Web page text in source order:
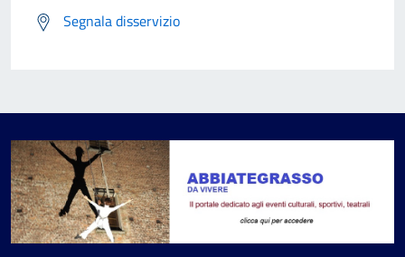
Segnala disservizio